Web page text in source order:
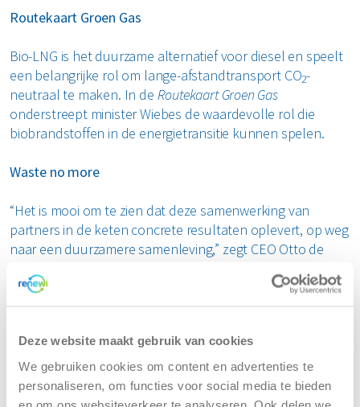
Deze website maakt gebruik van cookies
We gebruiken cookies om content en advertenties te
personaliseren, om functies voor social media te bieden
en om ons websiteverkeer te analyseren. Ook delen we
Routekaart Groen Gas
Bio-LNG is het duurzame alternatief voor diesel en speelt
een belangrijke rol om lange-afstandtransport CO2-
neutraal te maken. In de Routekaart Groen Gas
onderstreept minister Wiebes de waardevolle rol die
biobrandstoffen in de energietransitie kunnen spelen.
Waste no more
“Het is mooi om te zien dat deze samenwerking van
partners in de keten concrete resultaten oplevert, op weg
naar een duurzamere samenleving,” zegt CEO Otto de
en sluit aan bij het streven om het voortouw te nemen in
economie.”
Nederlands bio-LNG